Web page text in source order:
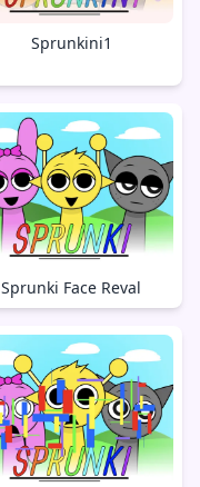
Sprunkini1
Sprunki Face Reval